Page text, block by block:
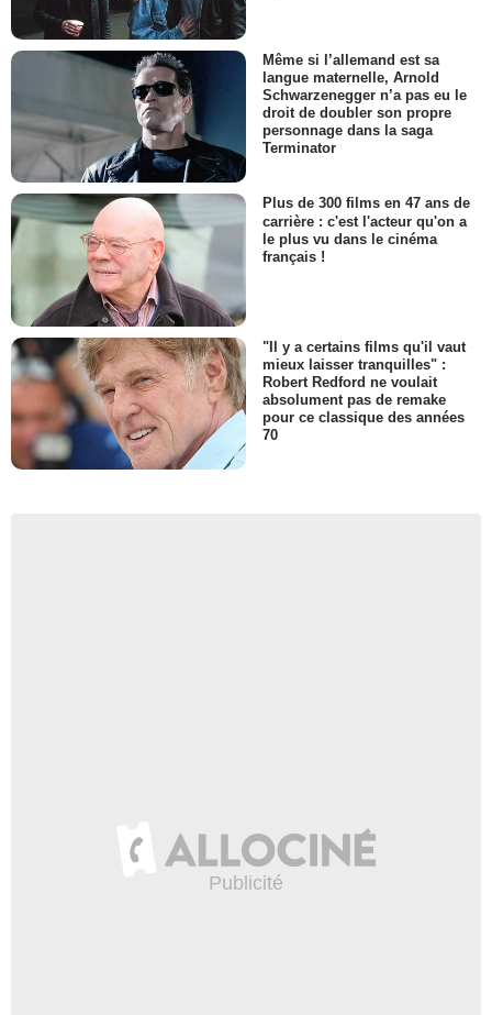
Même si l’allemand est sa
langue maternelle, Arnold
Schwarzenegger n’a pas eu le
droit de doubler son propre
personnage dans la saga
Terminator
Plus de 300 films en 47 ans de
carrière : c'est l'acteur qu'on a
le plus vu dans le cinéma
français !
"Il y a certains films qu'il vaut
mieux laisser tranquilles" :
Robert Redford ne voulait
absolument pas de remake
pour ce classique des années
70